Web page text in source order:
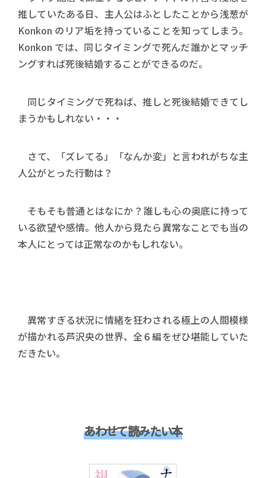
推していたある日、主人公はふとしたことから浅葱が
Konkon のリア垢を持っていることを知ってしまう。
Konkon では、同じタイミングで死んだ誰かとマッチ
ングすれば死後結婚することができるのだ。
同じタイミングで死ねば、推しと死後結婚できてし
まうかもしれない・・・
さて、「ズレてる」「なんか変」と言われがちな主
人公がとった行動は？
そもそも普通とはなにか？誰しも心の奥底に持って
いる欲望や感情。他人から見たら異常なことでも当の
本人にとっては正常なのかもしれない。
異常すぎる状況に情緒を狂わされる極上の人間模様
が描かれる芦沢央の世界、全６編をぜひ堪能していた
だきたい。
あわせて読みたい本